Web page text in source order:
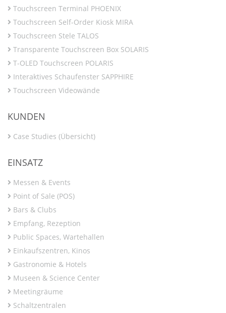
Touchscreen Terminal PHOENIX
Touchscreen Self-Order Kiosk MIRA
Touchscreen Stele TALOS
Transparente Touchscreen Box SOLARIS
T-OLED Touchscreen POLARIS
Interaktives Schaufenster SAPPHIRE
Touchscreen Videowände
KUNDEN
Case Studies (Übersicht)
EINSATZ
Messen & Events
Point of Sale (POS)
Bars & Clubs
Empfang, Rezeption
Public Spaces, Wartehallen
Einkaufszentren, Kinos
Gastronomie & Hotels
Museen & Science Center
Meetingräume
Schaltzentralen